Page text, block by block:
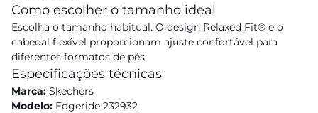
Como escolher o tamanho ideal
Escolha o tamanho habitual. O design Relaxed Fit® e o
cabedal flexível proporcionam ajuste confortável para
diferentes formatos de pés.
Especificações técnicas
Marca: Skechers
Modelo: Edgeride 232932